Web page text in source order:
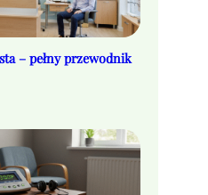
– pełny przewodnik